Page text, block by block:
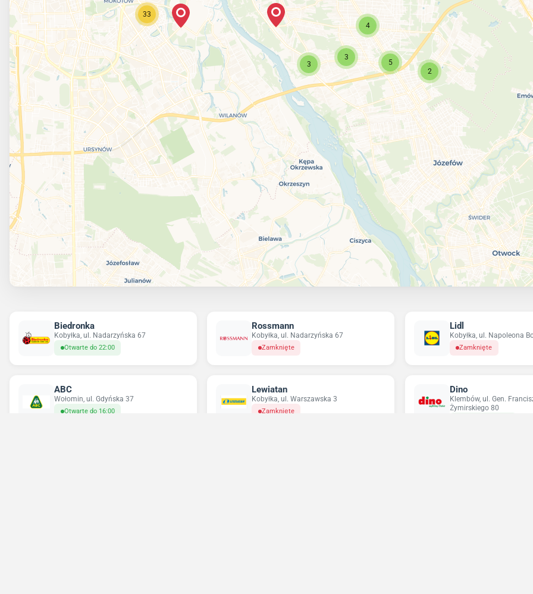
4
3
5
2
3
33
Biedronka
Kobyłka, ul. Nadarzyńska 67
Otwarte do 22:00
Rossmann
Kobyłka, ul. Nadarzyńska 67
Zamknięte
Lidl
Kobyłka, ul. Napoleona
Zamknięte
ABC
Wołomin, ul. Gdyńska 37
Otwarte do 16:00
Lewiatan
Kobyłka, ul. Warszawska 3
Zamknięte
Dino
Klembów, ul. Gen.
Żymirskiego 80